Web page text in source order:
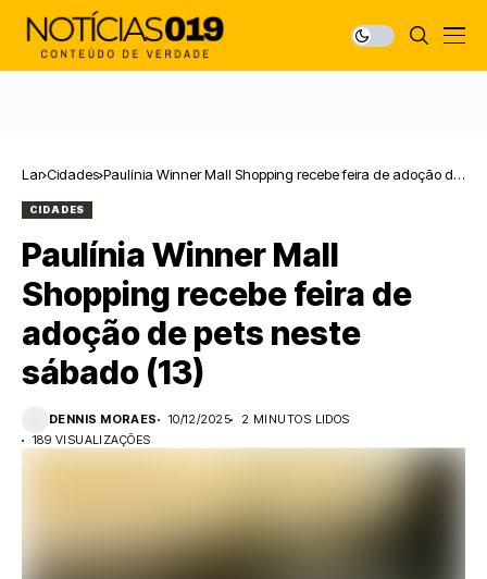
Lar Cidades Paulínia Winner Mall Shopping recebe feira de adoção de
CIDADES
Paulínia Winner Mall
Shopping recebe feira de
adoção de pets neste
sábado (13)
DENNIS MORAES 10/12/2025
2 MINUTOS LIDOS
189 VISUALIZAÇÕES